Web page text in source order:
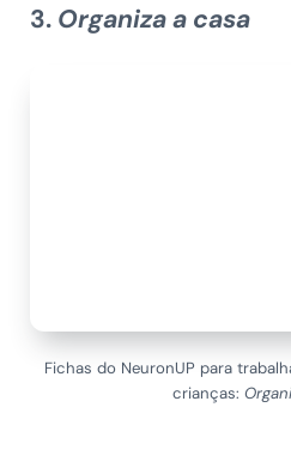
3. Organiza a casa
Fichas do NeuronUP para
crianças: